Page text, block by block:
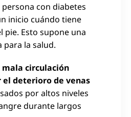
con diabetes
inicio cuándo tiene
pie. Esto supone una
para la salud.
mala circulación
el deterioro de venas
por altos niveles
durante largos